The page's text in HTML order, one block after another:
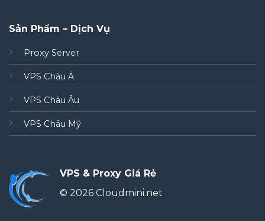
Sản Phẩm – Dịch Vụ
Proxy Server
VPS Châu Á
VPS Châu Âu
VPS Châu Mỹ
VPS & Proxy Giá Rẻ
© 2026 Cloudmini.net